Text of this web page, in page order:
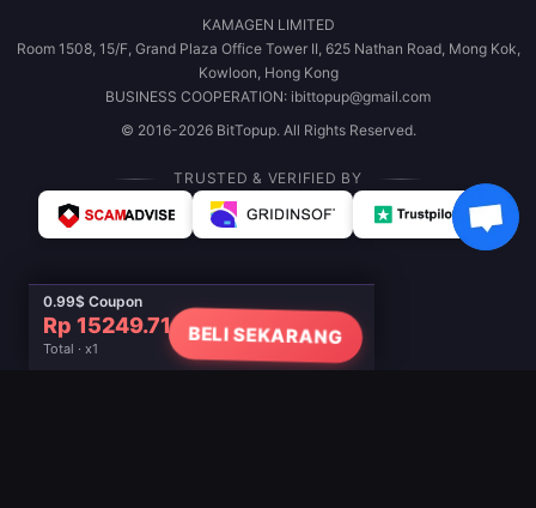
0.99$ Coupon
Rp 15249.71
Total · x1
BELI SEKARANG
KAMAGEN LIMITED
Room 1508, 15/F, Grand Plaza Office Tower II, 625 Nathan Road, Mong Kok,
Kowloon, Hong Kong
BUSINESS COOPERATION: ibittopup@gmail.com
© 2016-2026 BitTopup. All Rights Reserved.
TRUSTED & VERIFIED BY